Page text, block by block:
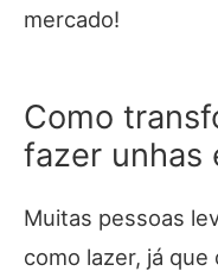
mercado!
Como
fazer unhas
Muitas pessoas
como lazer, já